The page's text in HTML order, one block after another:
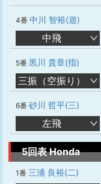
4番 中川 智裕(遊)
中飛
5番 黒川 貴章(指)
三振（空振り）
6番 砂川 哲平(三)
左飛
5回表 Honda
1番 三浦 良裕(二)